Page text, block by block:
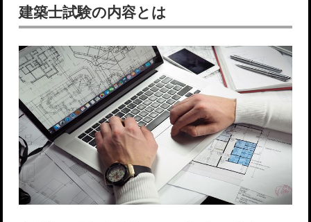
建築士試験の内容とは